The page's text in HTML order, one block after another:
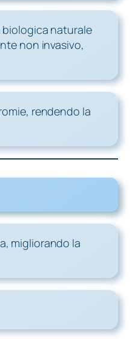
biologica naturale
non invasivo,
rendendo la
migliorando la